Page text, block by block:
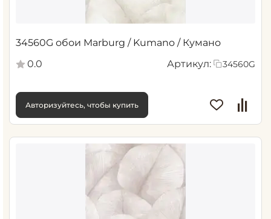
34560G обои Marburg / Kumano / Кумано
0.0
Артикул: 34560G
Авторизуйтесь, чтобы купить